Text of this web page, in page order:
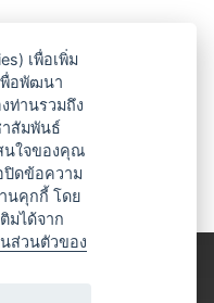
เพื่อเพิ่ม
พื่อพัฒนา
ท่านรวมถึง
สัมพันธ์
นใจของคุณ
ปิดข้อความ
นคุกกี้ โดย
มได้จาก
ส่วนตัวของ